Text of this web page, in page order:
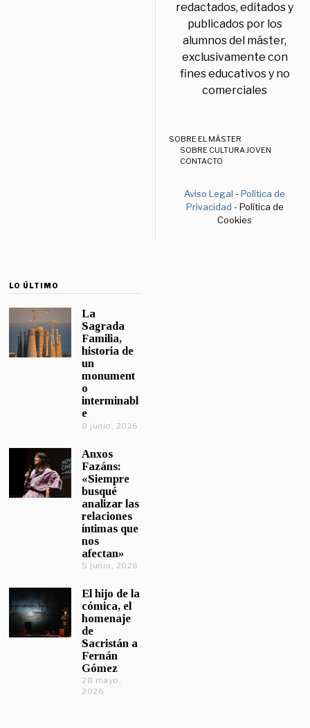
redactados, editados y
publicados por los
alumnos del máster,
exclusivamente con
fines educativos y no
comerciales
SOBRE EL MÁSTER
SOBRE CULTURA JOVEN
CONTACTO
Aviso Legal -Política de
Privacidad - Política de
Cookies
LO ÚLTIMO
La
Sagrada
Familia,
historia de
un
monument
o
interminabl
e
8 junio, 2026
Anxos
Fazáns:
«Siempre
busqué
analizar las
relaciones
íntimas que
nos
afectan»
5 junio, 2026
El hijo de la
cómica, el
homenaje
de
Sacristán a
Fernán
Gómez
28 mayo,
2026